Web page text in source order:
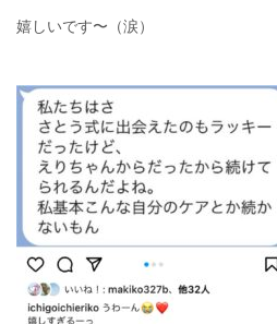
嬉しいです〜（涙）